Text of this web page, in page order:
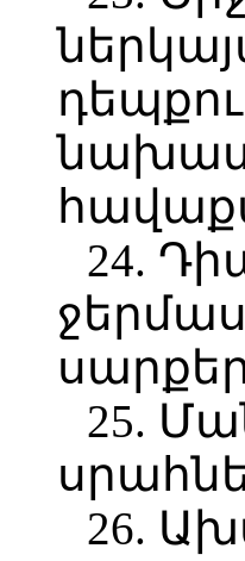
24.
25.
26.